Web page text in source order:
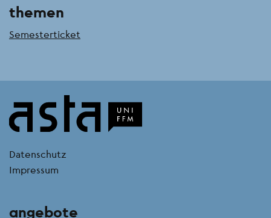
themen
Semesterticket
kontakt
Datenschutz
Impressum
angebote